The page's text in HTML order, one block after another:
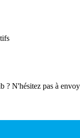
N'hésitez pas à